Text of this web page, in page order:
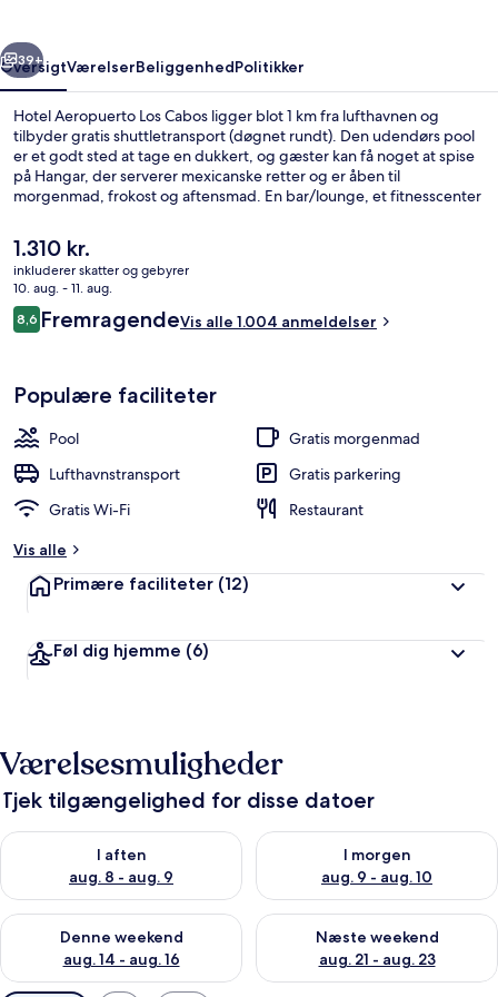
Næste
39+
OversigtVærelserBeliggenhedPolitikker
Hotel Aeropuerto Los Cabos ligger blot 1 km fra lufthavnen og
tilbyder gratis shuttletransport (døgnet rundt). Den udendørs pool
er et godt sted at tage en dukkert, og gæster kan få noget at spise
på Hangar, der serverer mexicanske retter og er åben til
morgenmad, frokost og aftensmad. En bar/lounge, et fitnesscenter
stedets hjælpsomme personale og korte afstand til lufthavnen.
Den
nuværende
pris
er
1.310 kr.
1.310 kr.
inkluderer skatter og gebyrer
10. aug. - 11. aug.
Anmeldelser
8,68,6 ud af 10.
FremragendeVis alle 1.004 anmeldelser
Populære faciliteter
Pool
Gratis morgenmad
Lufthavnstransport
Gratis parkering
Gratis Wi-Fi
Restaurant
Vis alle
Primære faciliteter (12)
Føl dig hjemme (6)
Værelsesmuligheder
Tjek tilgængelighed for disse datoer
I aften
aug. 8 - aug. 9
Tjek tilgængelighed for i aften aug. 8 - aug. 9
I morgen
aug. 9 - aug. 10
Tjek tilgængelighed for i
Denne weekend
aug. 14 - aug. 16
Tjek tilgængelighed for denne weekend aug. 14 - aug. 16
Næste weekend
aug. 21 - aug. 23
Tjek tilgængelighed for næste